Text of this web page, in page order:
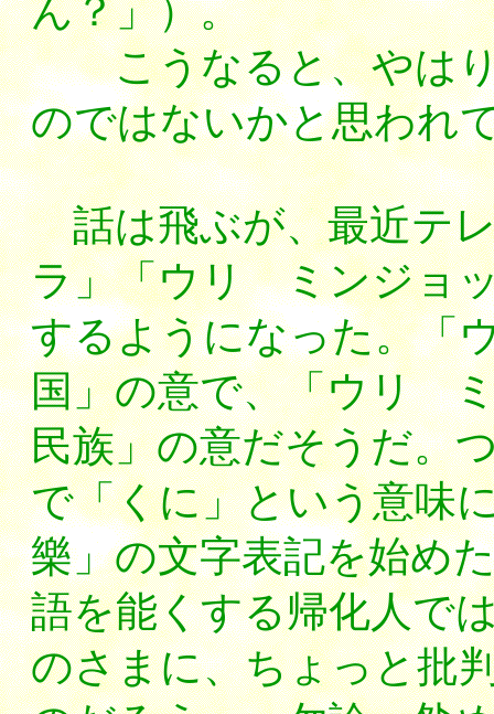
ん？」）。
こうなると、やはり
のではないかと思われ
話は飛ぶが、最近テ
ラ」「ウリ ミンジョ
するようになった。「
国」の意で、「ウリ
民族」の意だそうだ。
で「くに」という意味
樂」の文字表記を始め
語を能くする帰化人で
のさまに、ちょっと批